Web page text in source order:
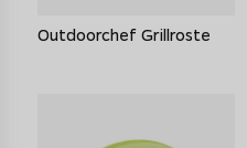
Outdoorchef Grillroste